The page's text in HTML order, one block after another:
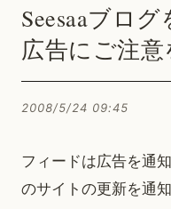
Seesaaブロ
広告にご注意
2008/5/24 09:45
フィードは広告を通
のサイトの更新を通